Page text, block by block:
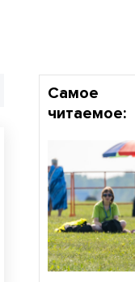
Самое
читаемое: